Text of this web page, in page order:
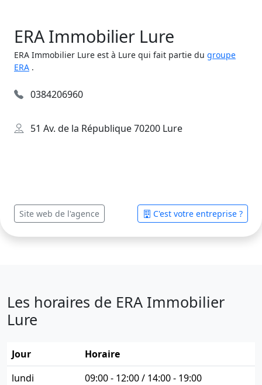
ERA Immobilier Lure
ERA Immobilier Lure est à Lure qui fait partie du groupe
ERA .
0384206960
51 Av. de la République 70200 Lure
Site web de l'agence C'est votre entreprise ?
Les horaires de ERA Immobilier
Lure
Jour
Horaire
lundi
09:00 - 12:00 / 14:00 - 19:00